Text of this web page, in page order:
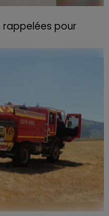
rappelées pour
deux assiettes en